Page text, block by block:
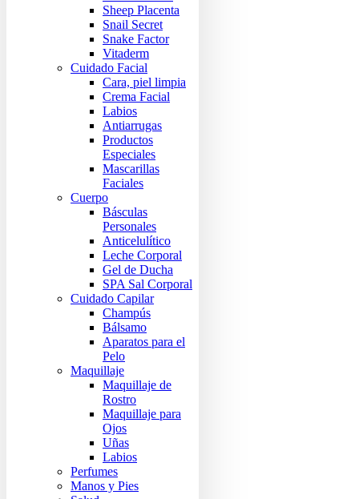
Sheep Placenta
Snail Secret
Snake Factor
Vitaderm
Cuidado Facial
Cara, piel limpia
Crema Facial
Labios
Antiarrugas
Productos
Especiales
Mascarillas
Faciales
Cuerpo
Básculas
Personales
Anticelulítico
Leche Corporal
Gel de Ducha
SPA Sal Corporal
Cuidado Capilar
Champús
Bálsamo
Aparatos para el
Pelo
Maquillaje
Maquillaje de
Rostro
Maquillaje para
Ojos
Uñas
Labios
Perfumes
Manos y Pies